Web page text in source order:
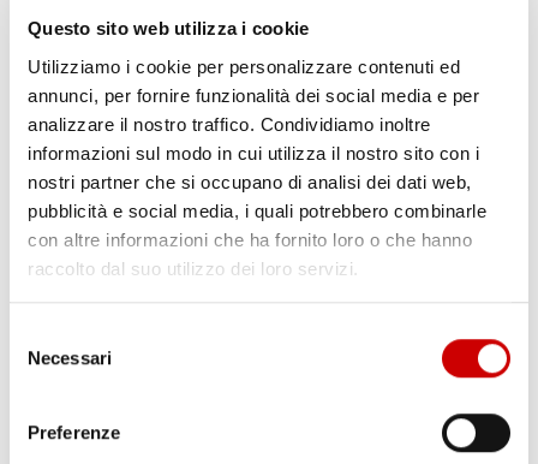
Questo sito web utilizza i cookie
Utilizziamo i cookie per personalizzare contenuti ed
annunci, per fornire funzionalità dei social media e per
analizzare il nostro traffico. Condividiamo inoltre
informazioni sul modo in cui utilizza il nostro sito con i
nostri partner che si occupano di analisi dei dati web,
pubblicità e social media, i quali potrebbero combinarle
con altre informazioni che ha fornito loro o che hanno
raccolto dal suo utilizzo dei loro servizi.
delNecessari
Preferenze
TRAGEDIA IERI AD ERCOLANO: UN OPERAIO E’ MORTO
Leggi l'articolo